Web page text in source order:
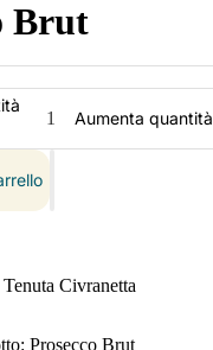
Brut
Aumenta quantità
Civranetta
Prosecco Brut